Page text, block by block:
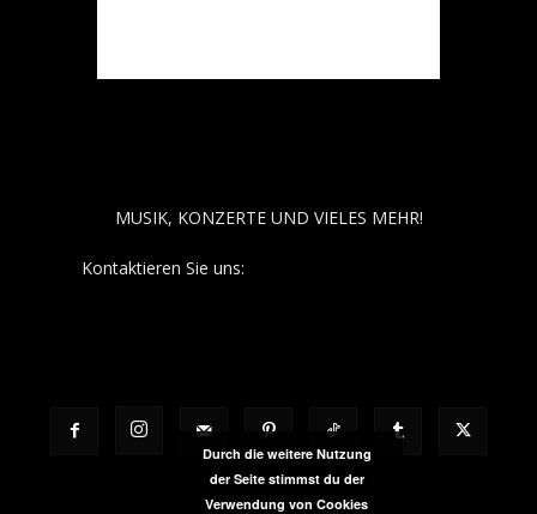
MUSIK, KONZERTE UND VIELES MEHR!
Kontaktieren Sie uns:
Durch die weitere Nutzung
der Seite stimmst du der
Verwendung von Cookies